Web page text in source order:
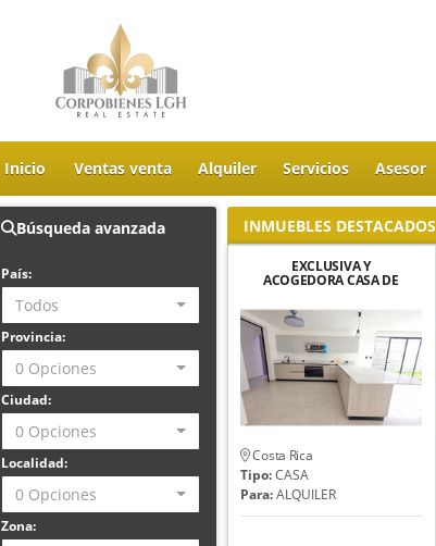
Inicio Ventas venta Alquiler Servicios Asesor
Búsqueda avanzada
País:
Todos
Provincia:
0 Opciones
Ciudad:
0 Opciones
Localidad:
0 Opciones
Zona:
INMUEBLES DESTACADOS
EXCLUSIVA Y
ACOGEDORA CASA DE
LINDORA, SANTA ANA
Costa Rica
Tipo:CASA
Para:ALQUILER